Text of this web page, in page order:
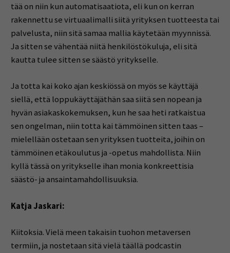
tää on niin kun automatisaatiota, eli kun on kerran
rakennettu se virtuaalimalli siitä yrityksen tuotteesta tai
palvelusta, niin sitä samaa mallia käytetään myynnissä.
Ja sitten se vähentää niitä henkilöstökuluja, eli sitä
kautta tulee sitten se säästö yritykselle.
Ja totta kai koko ajan keskiössä on myös se käyttäjä
siellä, että loppukäyttäjäthän saa siitä sen nopean ja
hyvän asiakaskokemuksen, kun he saa heti ratkaistua
sen ongelman, niin totta kai tämmöinen sitten taas –
mielellään ostetaan sen yrityksen tuotteita, joihin on
tämmöinen etäkoulutus ja -opetus mahdollista. Niin
kyllä tässä on yritykselle ihan monia konkreettisia
säästö- ja ansaintamahdollisuuksia.
Katja Jaskari:
Kiitoksia. Vielä meen takaisin tuohon metaversen
termiin, ja nostetaan sitä vielä täällä podcastin